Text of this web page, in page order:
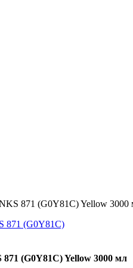
871 (G0Y81C) Yellow 3000
(G0Y81C) Yellow 3000 мл